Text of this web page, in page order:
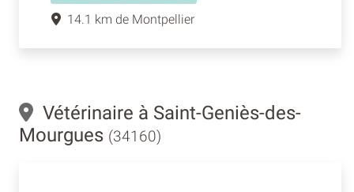
14.1 km de Montpellier
Vétérinaire à Saint-Geniès-des-
Mourgues (34160)